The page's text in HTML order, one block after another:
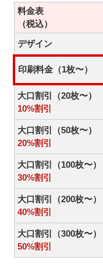
料金表
（税込）
デザイン
印刷料金（1枚〜）
大口割引（20枚〜）
10%割引
大口割引（50枚〜）
20%割引
大口割引（100枚〜）
30%割引
大口割引（200枚〜）
40%割引
大口割引（300枚〜）
50%割引